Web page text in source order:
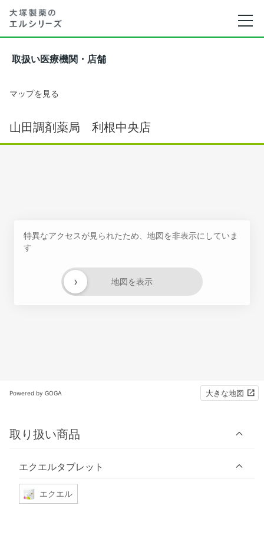
取扱い医療機関・店舗
マップを見る
山田調剤薬局 利根中央店
特異なアクセスが見られたため、地図を非表示にしていま
す
地図を表示
›
Powered by GOGA 大きな地図
取り扱い商品
エクエルタブレット
エクエル